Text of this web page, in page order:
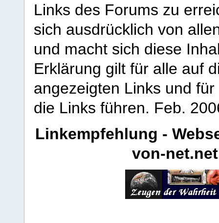
Links des Forums zu
sich ausdrücklich von
und macht sich diese
Erklärung gilt für alle auf
angezeigten Links und
die Links führen. Feb.
Linkempfehlung -
von-net.net